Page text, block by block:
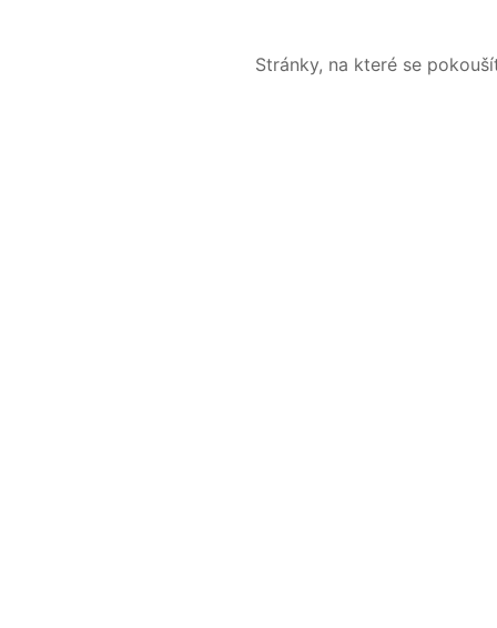
Stránky, na které se